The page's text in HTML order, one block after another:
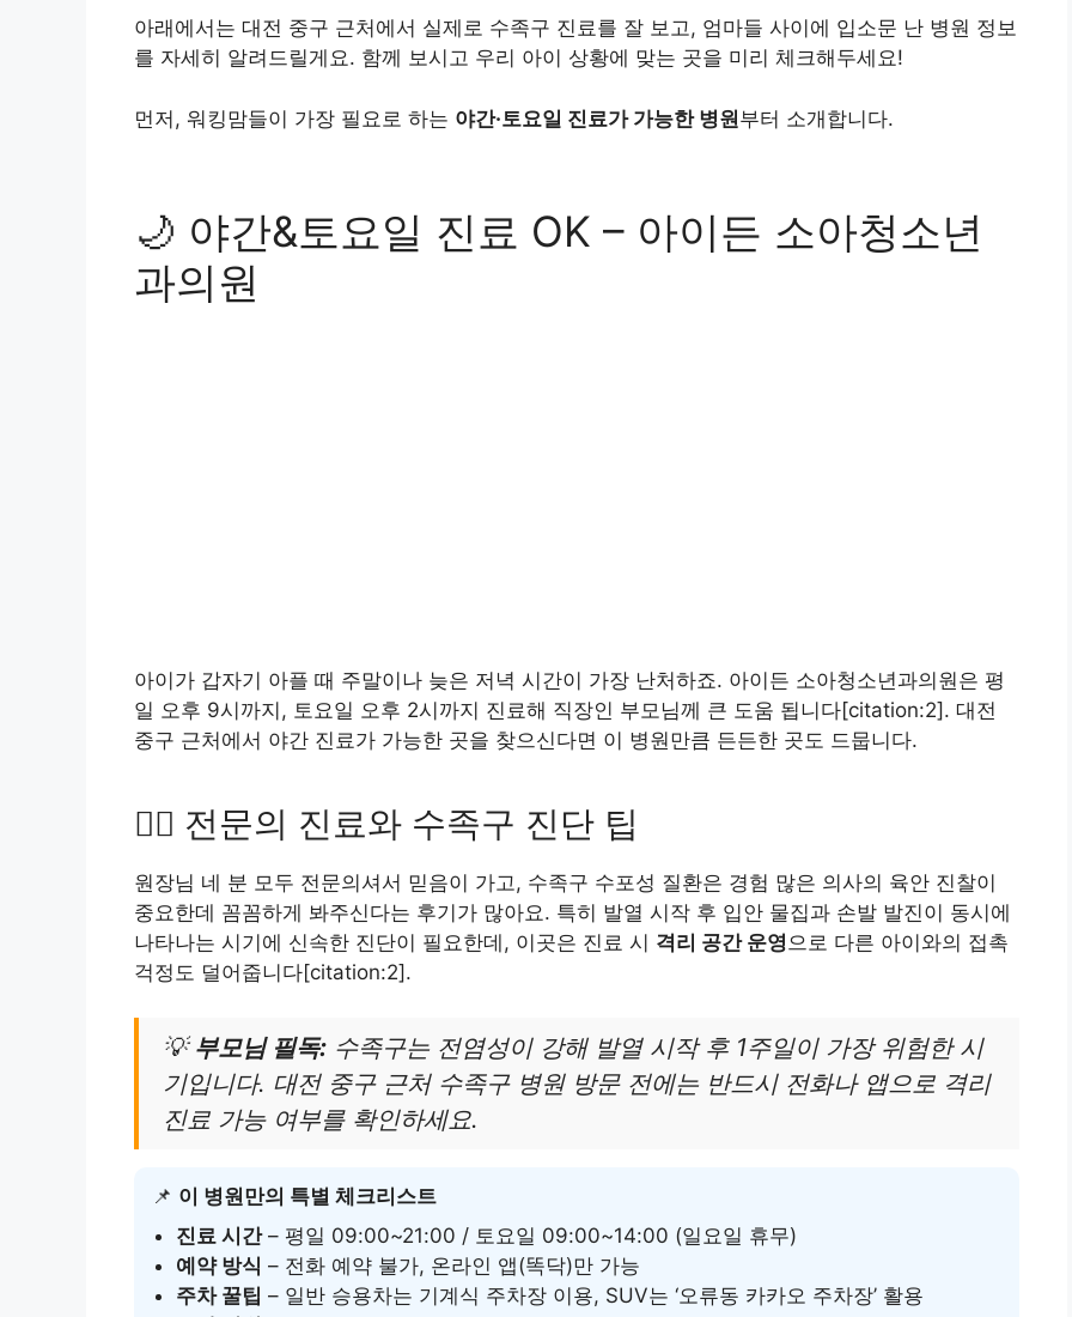
아래에서는 대전 중구 근처에서 실제로 수족구 진료를 잘 보고, 엄마들 사이에 입소문 난 병원 정보
를 자세히 알려드릴게요. 함께 보시고 우리 아이 상황에 맞는 곳을 미리 체크해두세요!
먼저, 워킹맘들이 가장 필요로 하는 야간·토요일 진료가 가능한 병원부터 소개합니다.
🌙 야간&토요일 진료 OK – 아이든 소아청소년
과의원
아이가 갑자기 아플 때 주말이나 늦은 저녁 시간이 가장 난처하죠. 아이든 소아청소년과의원은 평
일 오후 9시까지, 토요일 오후 2시까지 진료해 직장인 부모님께 큰 도움 됩니다[citation:2]. 대전
중구 근처에서 야간 진료가 가능한 곳을 찾으신다면 이 병원만큼 든든한 곳도 드뭅니다.
👨‍⚕️ 전문의 진료와 수족구 진단 팁
원장님 네 분 모두 전문의셔서 믿음이 가고, 수족구 수포성 질환은 경험 많은 의사의 육안 진찰이
중요한데 꼼꼼하게 봐주신다는 후기가 많아요. 특히 발열 시작 후 입안 물집과 손발 발진이 동시에
나타나는 시기에 신속한 진단이 필요한데, 이곳은 진료 시 격리 공간 운영 으로 다른 아이와의 접촉
걱정도 덜어줍니다[citation:2].
💡 부모님 필독: 수족구는 전염성이 강해 발열 시작 후 1주일이 가장 위험한 시
기입니다. 대전 중구 근처 수족구 병원 방문 전에는 반드시 전화나 앱으로 격리
진료 가능 여부를 확인하세요.
📌 이 병원만의 특별 체크리스트
진료 시간– 평일 09:00~21:00 / 토요일 09:00~14:00 (일요일 휴무)
예약 방식 – 전화 예약 불가, 온라인 앱(똑닥)만 가능
주차 꿀팁 – 일반 승용차는 기계식 주차장 이용, SUV는 ‘오류동 카카오 주차장’ 활용